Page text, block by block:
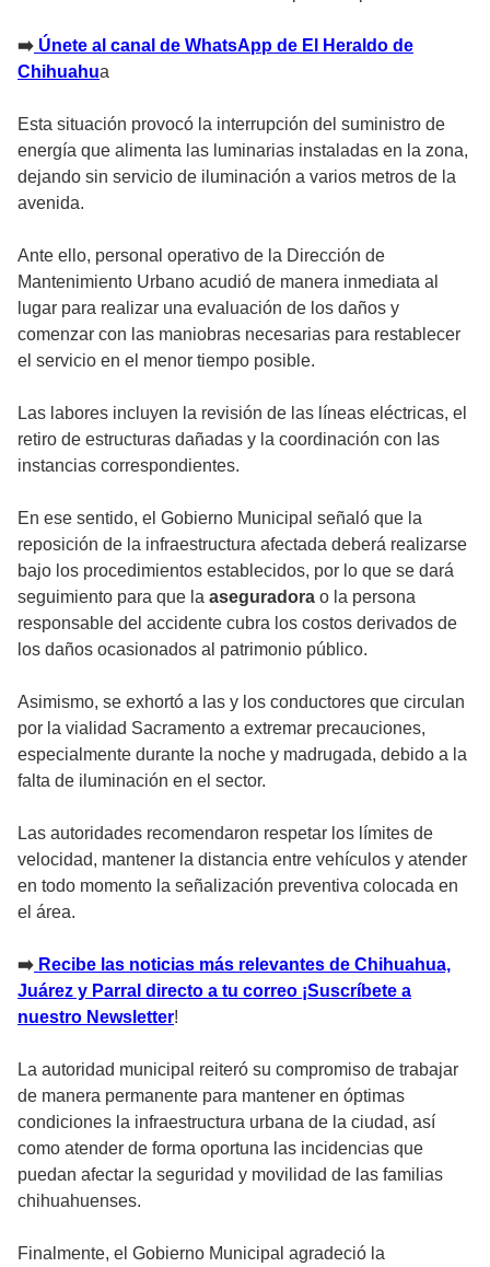
➡️ Únete al canal de WhatsApp de El Heraldo de
Chihuahua
Esta situación provocó la interrupción del suministro de
energía que alimenta las luminarias instaladas en la zona,
dejando sin servicio de iluminación a varios metros de la
avenida.
Ante ello, personal operativo de la Dirección de
Mantenimiento Urbano acudió de manera inmediata al
lugar para realizar una evaluación de los daños y
comenzar con las maniobras necesarias para restablecer
el servicio en el menor tiempo posible.
Las labores incluyen la revisión de las líneas eléctricas, el
retiro de estructuras dañadas y la coordinación con las
instancias correspondientes.
En ese sentido, el Gobierno Municipal señaló que la
reposición de la infraestructura afectada deberá realizarse
bajo los procedimientos establecidos, por lo que se dará
seguimiento para que la aseguradora o la persona
responsable del accidente cubra los costos derivados de
los daños ocasionados al patrimonio público.
Asimismo, se exhortó a las y los conductores que circulan
por la vialidad Sacramento a extremar precauciones,
especialmente durante la noche y madrugada, debido a la
falta de iluminación en el sector.
Las autoridades recomendaron respetar los límites de
velocidad, mantener la distancia entre vehículos y atender
en todo momento la señalización preventiva colocada en
el área.
➡️ Recibe las noticias más relevantes de Chihuahua,
Juárez y Parral directo a tu correo ¡Suscríbete a
nuestro Newsletter!
La autoridad municipal reiteró su compromiso de trabajar
de manera permanente para mantener en óptimas
condiciones la infraestructura urbana de la ciudad, así
como atender de forma oportuna las incidencias que
puedan afectar la seguridad y movilidad de las familias
chihuahuenses.
Finalmente, el Gobierno Municipal agradeció la